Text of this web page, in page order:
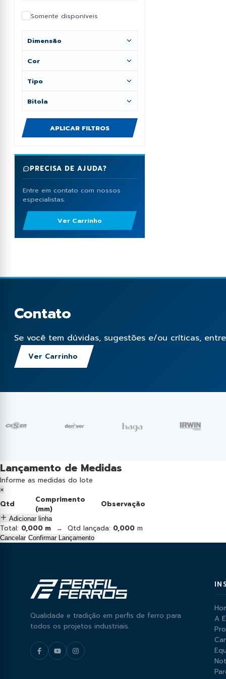
Somente disponíveis
Dimensão
Cor
Tipo
Bitola
APLICAR FILTROS
PRECISA DE AJUDA?
Entre em contato com nossos
especialistas.
Ver Carrinho
Contato
Se você tem dúvidas, sugestões e/ou críticas,
Ver Carrinho
Lançamento de Medidas
Informe as medidas do lote
×
Qtd
Comprimento
(mm)
Observação
Adicionar linha
Total: 0,000 m → Qtd lançada: 0,000 m
Cancelar Confirmar Lançamento
Qualidade e tradição em perfis de ferro para
todos os projetos industriais.
A